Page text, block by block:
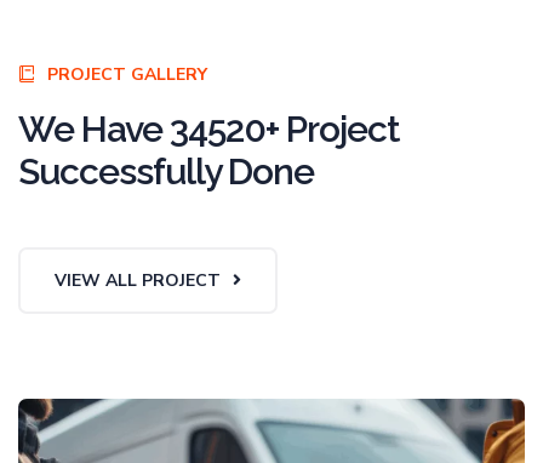
PROJECT GALLERY
We Have 34520+ Project
Successfully Done
VIEW ALL PROJECT